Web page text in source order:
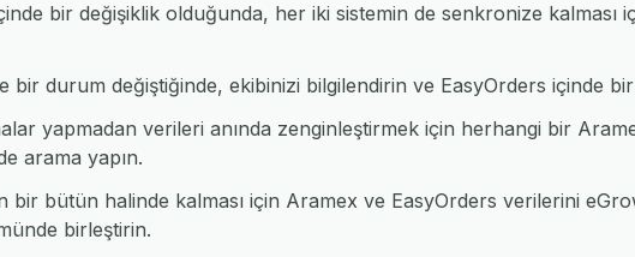
bir değişiklik olduğunda, her iki sistemin de senkronize kalması
bir durum değiştiğinde, ekibinizi bilgilendirin ve EasyOrders içinde
yapmadan verileri anında zenginleştirmek için herhangi bir
arama yapın.
bir bütün halinde kalması için Aramex ve EasyOrders verilerini
birleştirin.